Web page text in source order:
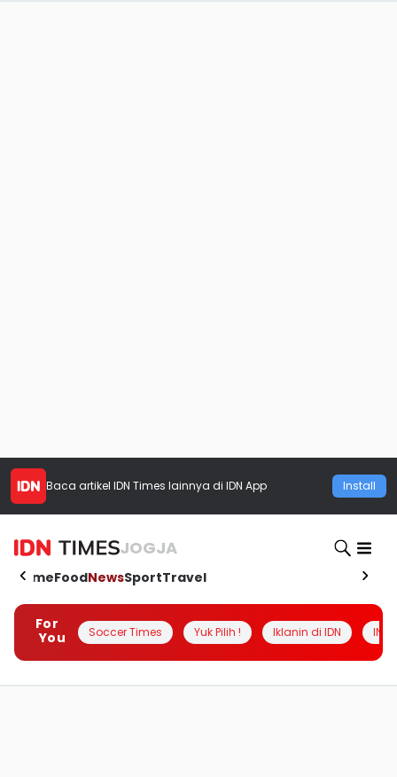
Baca artikel IDN Times lainnya di IDN App Install
JOGJA
HomeFoodNewsSportTravel
For
You
Soccer Times Yuk Pilih ! Iklanin di IDN